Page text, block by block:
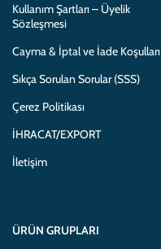
Kullanım Şartları – Üyelik
Sözleşmesi
Cayma & İptal ve İade Koşulları
Sıkça Sorulan Sorular (SSS)
Çerez Politikası
İHRACAT/EXPORT
İletişim
ÜRÜN GRUPLARI